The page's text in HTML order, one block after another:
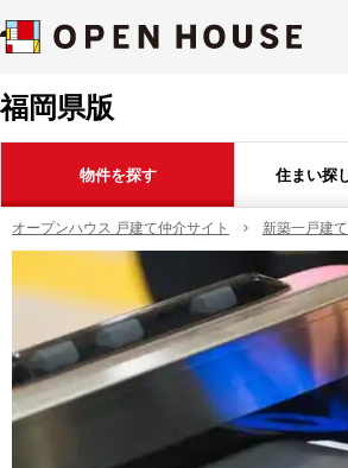
福岡県版
物件を探す 住まい探
オープンハウス 戸建て仲介サイト 新築一戸建て